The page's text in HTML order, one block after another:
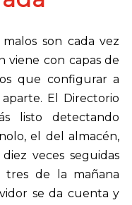
son cada vez
viene con capas de
que configurar a
El Directorio
listo detectando
el del almacén,
veces seguidas
tres de la mañana
se da cuenta y